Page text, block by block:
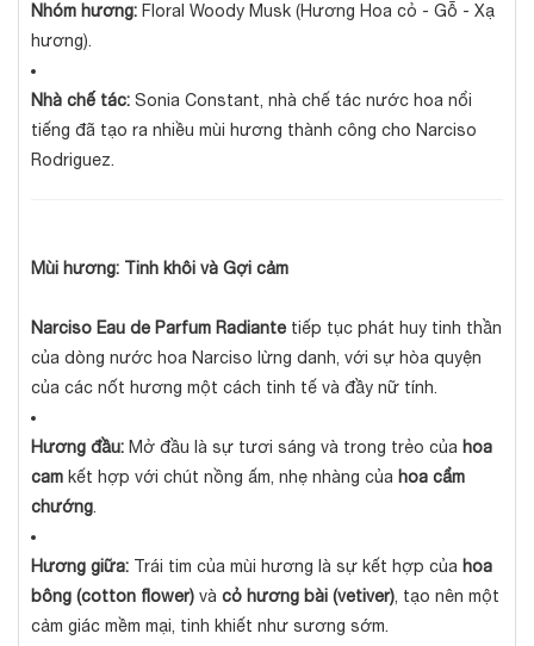
Nhóm hương: Floral Woody Musk (Hương Hoa cỏ - Gỗ - Xạ
hương).
Nhà chế tác: Sonia Constant, nhà chế tác nước hoa nổi
tiếng đã tạo ra nhiều mùi hương thành công cho Narciso
Rodriguez.
Mùi hương: Tinh khôi và Gợi cảm
Narciso Eau de Parfum Radiante tiếp tục phát huy tinh thần
của dòng nước hoa Narciso lừng danh, với sự hòa quyện
của các nốt hương một cách tinh tế và đầy nữ tính.
Hương đầu: Mở đầu là sự tươi sáng và trong trẻo của hoa
cam kết hợp với chút nồng ấm, nhẹ nhàng của hoa cẩm
chướng.
Hương giữa: Trái tim của mùi hương là sự kết hợp của hoa
bông (cotton flower) và cỏ hương bài (vetiver), tạo nên một
cảm giác mềm mại, tinh khiết như sương sớm.